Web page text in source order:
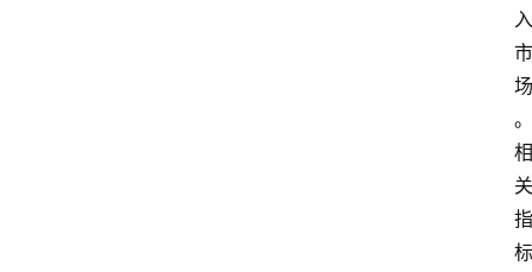
入
市
场
。
相
关
指
标